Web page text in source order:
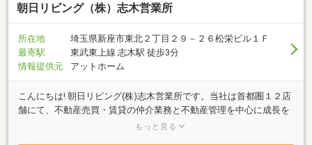
朝日リビング（株）志木営業所
所在地
埼玉県新座市東北２丁目２９－２６松栄ビル１Ｆ
最寄駅
東武東上線 志木駅 徒歩3分
情報提供元
アットホーム
こんにちは! 朝日リビング(株)志木営業所です。当社は首都圏１２店
舗にて、不動産売買・賃貸の仲介業務と不動産管理を中心に成長を
続けて参りました。地域密着、東上線・武蔵野線沿線のことは当店
もっと見る